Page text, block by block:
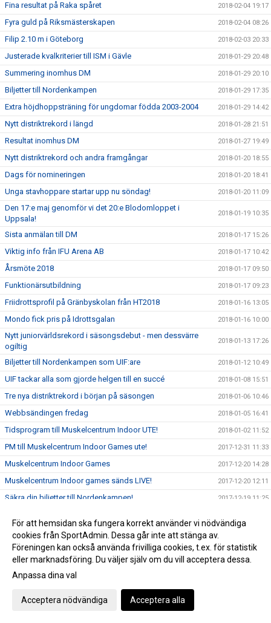
Fina resultat på Raka spåret 2018-02-04 19:17
Fyra guld på Riksmästerskapen 2018-02-04 08:26
Filip 2.10 m i Göteborg 2018-02-03 20:33
Justerade kvalkriterier till ISM i Gävle 2018-01-29 20:48
Summering inomhus DM 2018-01-29 20:10
Biljetter till Nordenkampen 2018-01-29 17:35
Extra höjdhoppsträning för ungdomar födda 2003-2004 2018-01-29 14:42
Nytt distriktrekord i längd 2018-01-28 21:51
Resultat inomhus DM 2018-01-27 19:49
Nytt distriktrekord och andra framgångar 2018-01-20 18:55
Dags för nomineringen 2018-01-20 18:41
Unga stavhoppare startar upp nu söndag! 2018-01-20 11:09
Den 17:e maj genomför vi det 20:e Blodomloppet i
Uppsala!
2018-01-19 10:35
Sista anmälan till DM 2018-01-17 15:26
Viktig info från IFU Arena AB 2018-01-17 10:42
Årsmöte 2018 2018-01-17 09:50
Funktionärsutbildning 2018-01-17 09:23
Friidrottsprofil på Gränbyskolan från HT2018 2018-01-16 13:05
Mondo fick pris på Idrottsgalan 2018-01-16 10:00
Nytt juniorvärldsrekord i säsongsdebut - men dessvärre
ogiltig
2018-01-13 17:26
Biljetter till Nordenkampen som UIF:are 2018-01-12 10:49
UIF tackar alla som gjorde helgen till en succé 2018-01-08 15:51
Tre nya distriktrekord i början på säsongen 2018-01-06 10:46
Webbsändingen fredag 2018-01-05 16:41
Tidsprogram till Muskelcentrum Indoor UTE! 2018-01-02 11:52
PM till Muskelcentrum Indoor Games ute! 2017-12-31 11:33
Muskelcentrum Indoor Games 2017-12-20 14:28
Muskelcentrum Indoor games sänds LIVE! 2017-12-20 12:11
Säkra din biljetter till Nordenkampen! 2017-12-19 11:25
Viktig info runt nyanmälan inför VT 2018
Landslagsuppföljning i Uppsala 2017-12-03 19:35
Unga kastare tävlar!
Köp din UIF-gran
Mondo tilldelades priset "Årets genombrott i landslaget"
För att hemsidan ska fungera korrekt använder vi nödvändiga
cookies från SportAdmin. Dessa går inte att stänga av.
Föreningen kan också använda frivilliga cookies, t.ex. för statistik
eller marknadsföring. Du väljer själv om du vill acceptera dessa.
Anpassa dina val
Acceptera nödvändiga Acceptera alla